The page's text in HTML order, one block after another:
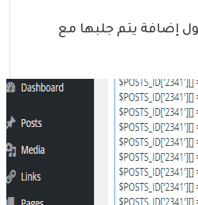
إضافة يتم جلبها مع